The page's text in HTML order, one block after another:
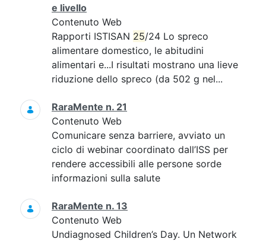
e livello
Contenuto Web
Rapporti ISTISAN 25/24 Lo spreco
alimentare domestico, le abitudini
alimentari e...I risultati mostrano una lieve
riduzione dello spreco (da 502 g nel...
RaraMente n. 21
Contenuto Web
Comunicare senza barriere, avviato un
ciclo di webinar coordinato dall’ISS per
rendere accessibili alle persone sorde
informazioni sulla salute
RaraMente n. 13
Contenuto Web
Undiagnosed Children’s Day. Un Network